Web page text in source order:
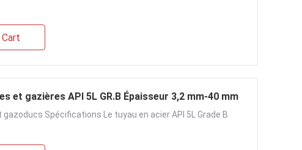
et gazières API 5L GR.B Épaisseur 3,2 mm-40 mm
gazoducs Spécifications Le tuyau en acier API 5L Grade B